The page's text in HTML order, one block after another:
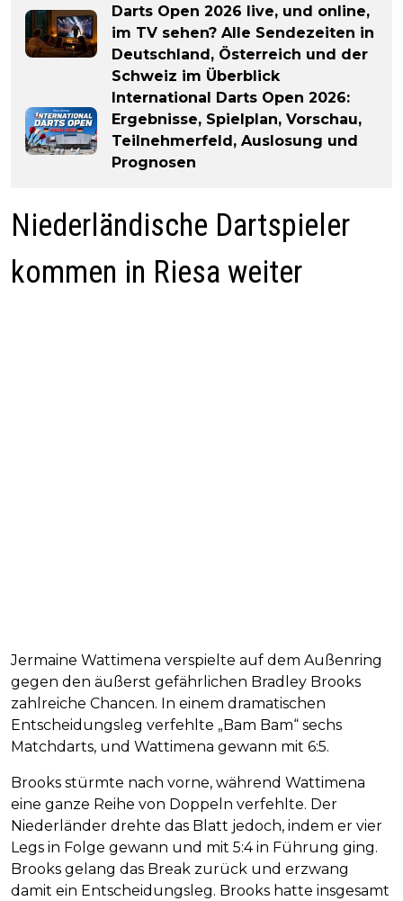
Darts Open 2026 live, und online,
im TV sehen? Alle Sendezeiten in
Deutschland, Österreich und der
Schweiz im Überblick
International Darts Open 2026:
Ergebnisse, Spielplan, Vorschau,
Teilnehmerfeld, Auslosung und
Prognosen
Niederländische Dartspieler
kommen in Riesa weiter
Jermaine Wattimena verspielte auf dem Außenring
gegen den äußerst gefährlichen Bradley Brooks
zahlreiche Chancen. In einem dramatischen
Entscheidungsleg verfehlte „Bam Bam“ sechs
Matchdarts, und Wattimena gewann mit 6:5.
Brooks stürmte nach vorne, während Wattimena
eine ganze Reihe von Doppeln verfehlte. Der
Niederländer drehte das Blatt jedoch, indem er vier
Legs in Folge gewann und mit 5:4 in Führung ging.
Brooks gelang das Break zurück und erzwang
damit ein Entscheidungsleg. Brooks hatte insgesamt